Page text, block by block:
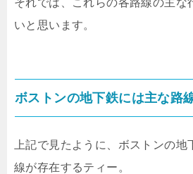
いと思います。
ボストンの地下鉄には主な路
上記で見たように、ボストンの地
線が存在するティー。